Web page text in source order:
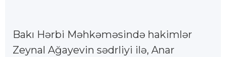
Bakı Hərbi Məhkəməsində hakimlər
Zeynal Ağayevin sədrliyi ilə, Anar